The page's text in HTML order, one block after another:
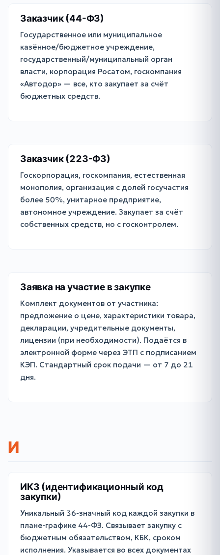
Заказчик (44-ФЗ)
Государственное или муниципальное
казённое/бюджетное учреждение,
государственный/муниципальный орган
власти, корпорация Росатом, госкомпания
«Автодор» — все, кто закупает за счёт
бюджетных средств.
Заказчик (223-ФЗ)
Госкорпорация, госкомпания, естественная
монополия, организация с долей госучастия
более 50%, унитарное предприятие,
автономное учреждение. Закупает за счёт
собственных средств, но с госконтролем.
Заявка на участие в закупке
Комплект документов от участника:
предложение о цене, характеристики товара,
декларации, учредительные документы,
лицензии (при необходимости). Подаётся в
электронной форме через ЭТП с подписанием
КЭП. Стандартный срок подачи — от 7 до 21
дня.
И
ИКЗ (идентификационный код
закупки)
Уникальный 36-значный код каждой закупки в
плане-графике 44-ФЗ. Связывает закупку с
бюджетным обязательством, КБК, сроком
исполнения. Указывается во всех документах